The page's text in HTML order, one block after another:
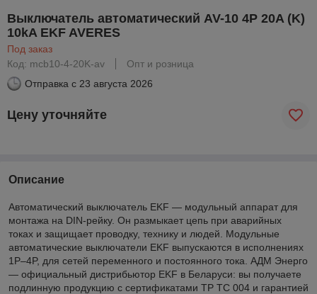
Выключатель автоматический AV-10 4P 20A (K)
10kA EKF AVERES
Под заказ
Код: mcb10-4-20K-av
Опт и розница
Отправка с 23 августа 2026
Цену уточняйте
Описание
Автоматический выключатель EKF — модульный аппарат для
монтажа на DIN-рейку. Он размыкает цепь при аварийных
токах и защищает проводку, технику и людей. Модульные
автоматические выключатели EKF выпускаются в исполнениях
1P–4P, для сетей переменного и постоянного тока. АДМ Энерго
— официальный дистрибьютор EKF в Беларуси: вы получаете
подлинную продукцию с сертификатами ТР ТС 004 и гарантией